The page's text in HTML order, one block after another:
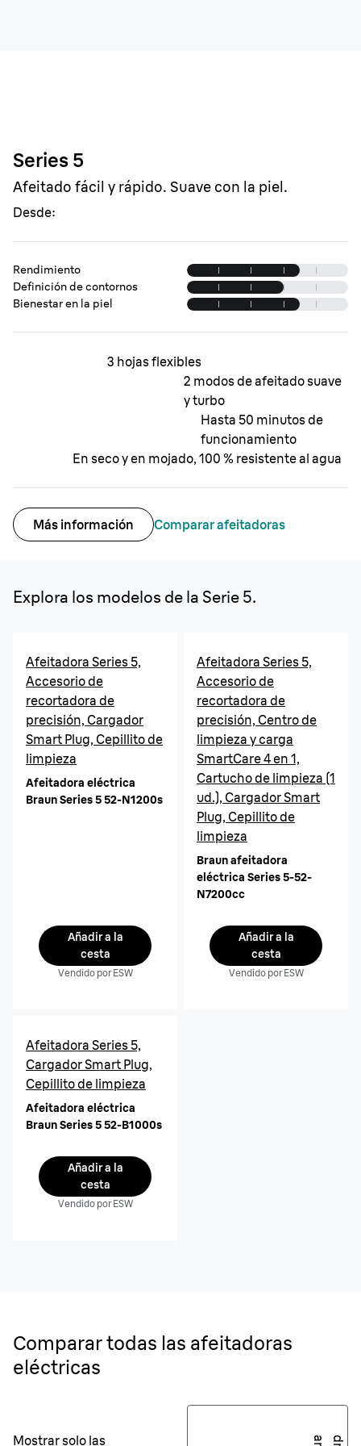
Series 5
Afeitado fácil y rápido. Suave con la piel.
Desde:
Rendimiento
Definición de contornos
Bienestar en la piel
3 hojas flexibles
2 modos de afeitado suave
y turbo
Hasta 50 minutos de
funcionamiento
En seco y en mojado, 100 % resistente al agua
Más información Comparar afeitadoras
Explora los modelos de la Serie 5.
Afeitadora Series 5,
Accesorio de
recortadora de
precisión, Cargador
Smart Plug, Cepillito de
limpieza
Afeitadora eléctrica
Braun Series 5 52-N1200s
Añadir a la
cesta
Vendido por ESW
Afeitadora Series 5,
Accesorio de
recortadora de
precisión, Centro de
limpieza y carga
SmartCare 4 en 1,
Cartucho de limpieza (1
ud.), Cargador Smart
Plug, Cepillito de
limpieza
Braun afeitadora
eléctrica Series 5-52-
N7200cc
Añadir a la
cesta
Vendido por ESW
Afeitadora Series 5,
Cargador Smart Plug,
Cepillito de limpieza
Afeitadora eléctrica
Braun Series 5 52-B1000s
Añadir a la
cesta
Vendido por ESW
Comparar todas las afeitadoras
eléctricas
Mostrar solo las